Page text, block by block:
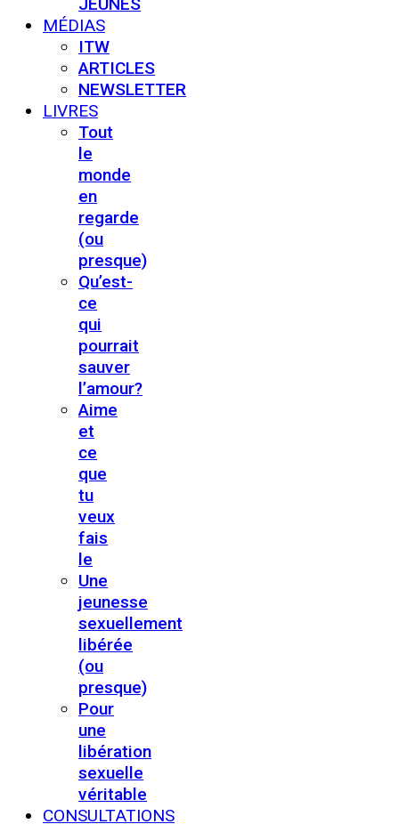
MÉDIAS
ITW
ARTICLES
NEWSLETTER
LIVRES
Tout
le
monde
en
regarde
(ou
presque)
Qu’est-
ce
qui
pourrait
sauver
l’amour?
Aime
et
ce
que
tu
veux
fais
le
Une
jeunesse
sexuellement
libérée
(ou
presque)
Pour
une
libération
sexuelle
véritable
CONSULTATIONS